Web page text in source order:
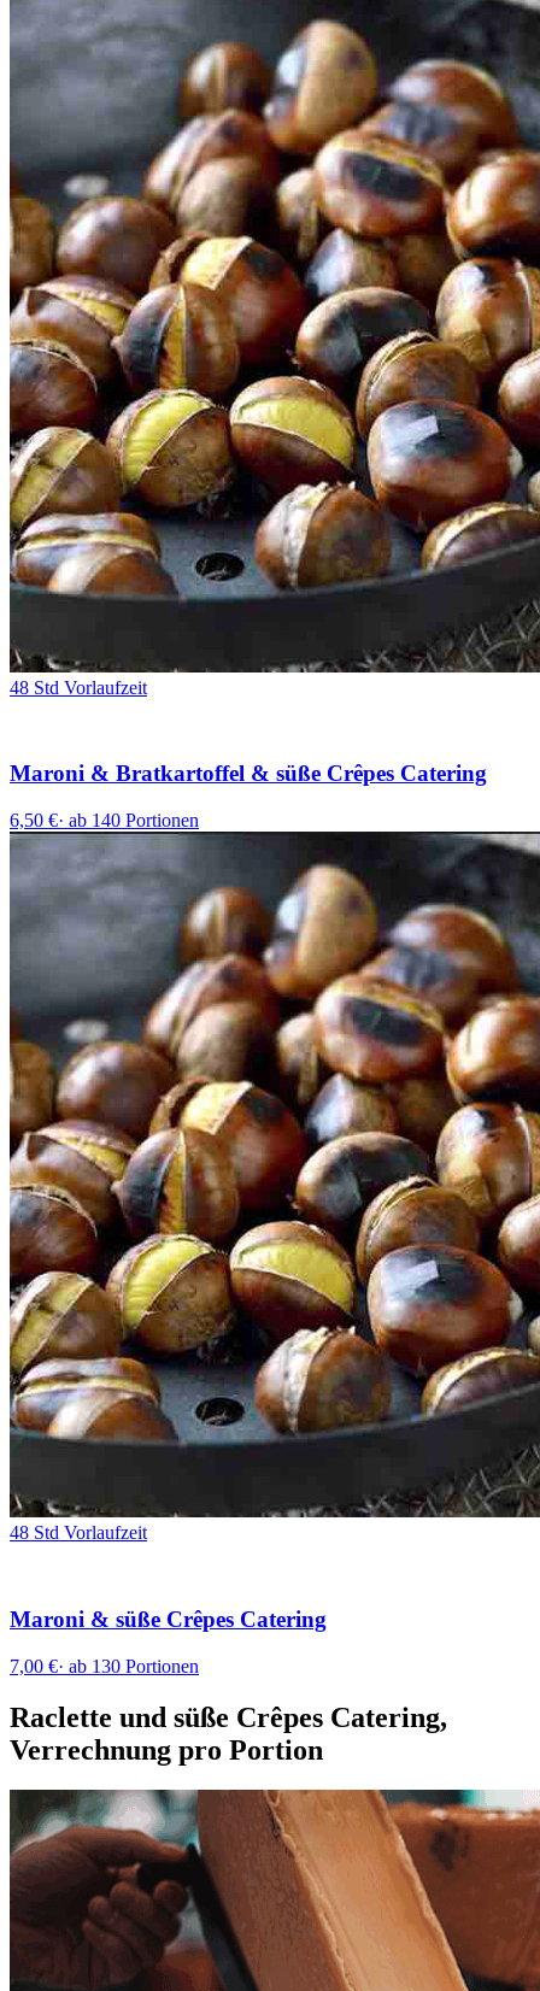
48 Std Vorlaufzeit
Maroni & Bratkartoffel & süße Crêpes Catering
6,50 €· ab 140 Portionen
48 Std Vorlaufzeit
Maroni & süße Crêpes Catering
7,00 €· ab 130 Portionen
Raclette und süße Crêpes Catering,
Verrechnung pro Portion